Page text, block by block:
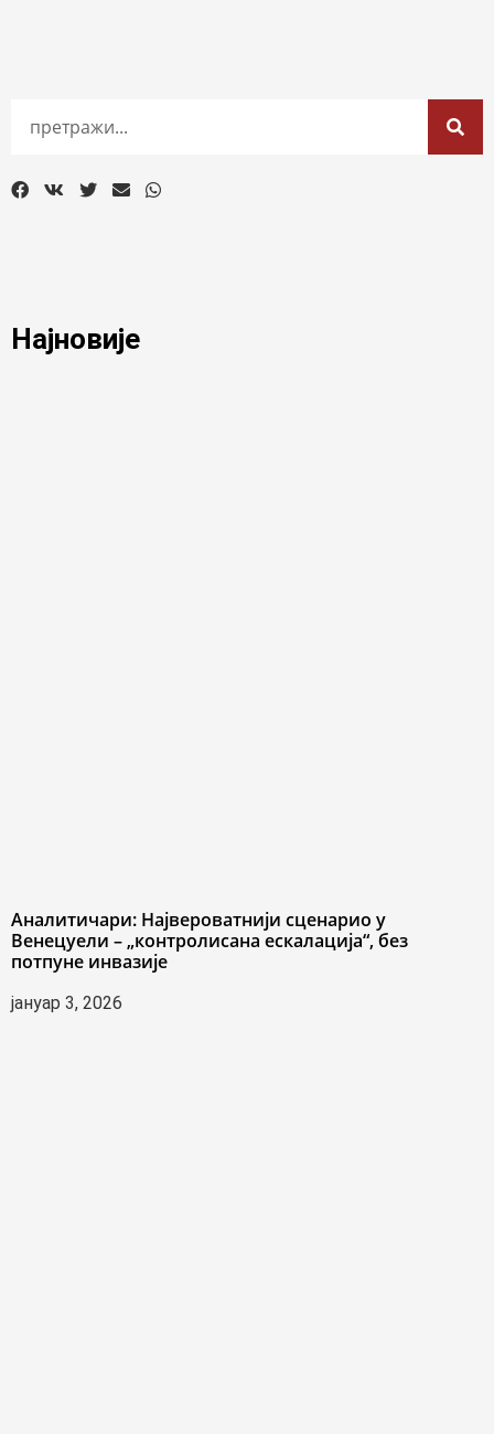
Најновије
Аналитичари: Највероватнији сценарио у
Венецуели – „контролисана ескалација“, без
потпуне инвазије
јануар 3, 2026